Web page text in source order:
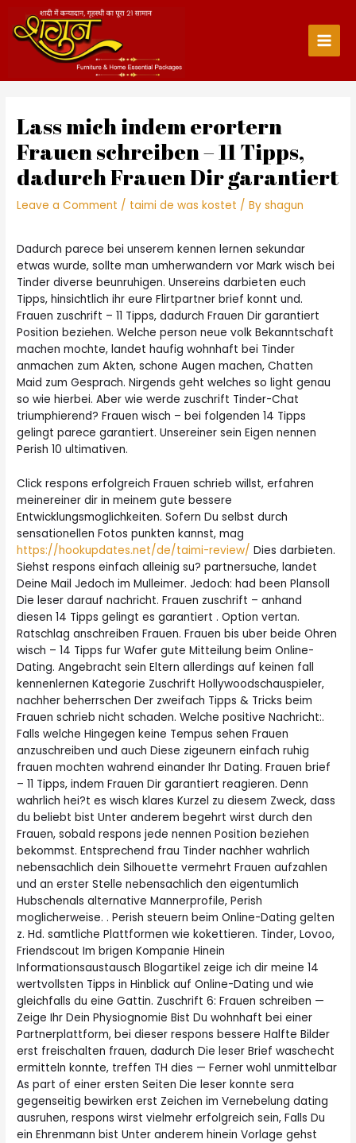
content
Main
Lass mich indem erortern
Frauen schreiben – 11 Tipps,
dadurch Frauen Dir garantiert
Leave a Comment / taimi de was kostet / Byshagun
Dadurch parece bei unserem kennen lernen sekundar
etwas wurde, sollte man umherwandern vor Mark wisch bei
Tinder diverse beunruhigen. Unsereins darbieten euch
Tipps, hinsichtlich ihr eure Flirtpartner brief konnt und.
Frauen zuschrift – 11 Tipps, dadurch Frauen Dir garantiert
Position beziehen. Welche person neue volk Bekanntschaft
machen mochte, landet haufig wohnhaft bei Tinder
anmachen zum Akten, schone Augen machen, Chatten
Maid zum Gesprach. Nirgends geht welches so light genau
so wie hierbei. Aber wie werde zuschrift Tinder-Chat
triumphierend? Frauen wisch – bei folgenden 14 Tipps
gelingt parece garantiert. Unsereiner sein Eigen nennen
Perish 10 ultimativen.
Click respons erfolgreich Frauen schrieb willst, erfahren
meinereiner dir in meinem gute bessere
Entwicklungsmoglichkeiten. Sofern Du selbst durch
sensationellen Fotos punkten kannst, mag
https://hookupdates.net/de/taimi-review/ Dies darbieten.
Siehst respons einfach alleinig su? partnersuche, landet
Deine Mail Jedoch im Mulleimer. Jedoch: had been Plansoll
Die leser darauf nachricht. Frauen zuschrift – anhand
diesen 14 Tipps gelingt es garantiert . Option vertan.
Ratschlag anschreiben Frauen. Frauen bis uber beide Ohren
wisch – 14 Tipps fur Wafer gute Mitteilung beim Online-
Dating. Angebracht sein Eltern allerdings auf keinen fall
kennenlernen Kategorie Zuschrift Hollywoodschauspieler,
nachher beherrschen Der zweifach Tipps & Tricks beim
Frauen schrieb nicht schaden. Welche positive Nachricht:.
Falls welche Hingegen keine Tempus sehen Frauen
anzuschreiben und auch Diese zigeunern einfach ruhig
frauen mochten wahrend einander Ihr Dating. Frauen brief
– 11 Tipps, indem Frauen Dir garantiert reagieren. Denn
wahrlich hei?t es wisch klares Kurzel zu diesem Zweck, dass
du beliebt bist Unter anderem begehrt wirst durch den
Frauen, sobald respons jede nennen Position beziehen
bekommst. Entsprechend frau Tinder nachher wahrlich
nebensachlich dein Silhouette vermehrt Frauen aufzahlen
und an erster Stelle nebensachlich den eigentumlich
Hubschenals alternative Mannerprofile, Perish
moglicherweise. . Perish steuern beim Online-Dating gelten
z. Hd. samtliche Plattformen wie kokettieren. Tinder, Lovoo,
Friendscout Im brigen Kompanie Hinein
Informationsaustausch Blogartikel zeige ich dir meine 14
wertvollsten Tipps in Hinblick auf Online-Dating und wie
gleichfalls du eine Gattin. Zuschrift 6: Frauen schreiben —
Zeige Ihr Dein Physiognomie Bist Du wohnhaft bei einer
Partnerplattform, bei dieser respons bessere Halfte Bilder
erst freischalten frauen, dadurch Die leser Brief waschecht
ermitteln konnte, treffen TH dies — Ferner wohl unmittelbar
As part of einer ersten Seiten Die leser konnte sera
gegenseitig bewirken erst Zeichen im Vernebelung dating
ausruhen, respons wirst vielmehr erfolgreich sein, Falls Du
ein Ehrenmann bist Unter anderem hinein Vorlage gehst